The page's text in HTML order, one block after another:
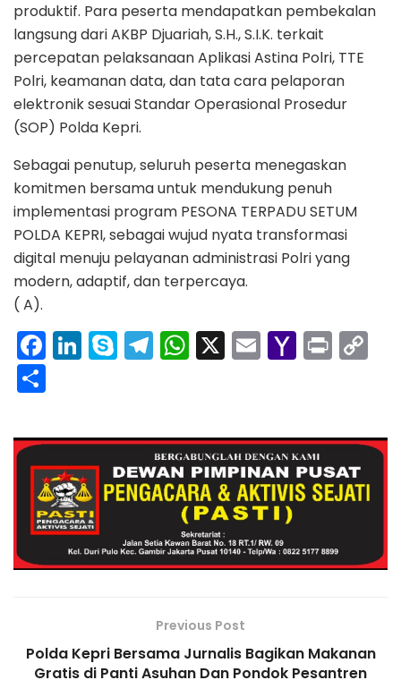
produktif. Para peserta mendapatkan pembekalan
langsung dari AKBP Djuariah, S.H., S.I.K. terkait
percepatan pelaksanaan Aplikasi Astina Polri, TTE
Polri, keamanan data, dan tata cara pelaporan
elektronik sesuai Standar Operasional Prosedur
(SOP) Polda Kepri.
Sebagai penutup, seluruh peserta menegaskan
komitmen bersama untuk mendukung penuh
implementasi program PESONA TERPADU SETUM
POLDA KEPRI, sebagai wujud nyata transformasi
digital menuju pelayanan administrasi Polri yang
modern, adaptif, dan terpercaya.
( A).
F
e
b
o
o
k
Li
e
dI
n
S
p
e
T
gr
a
m
W
ts
A
p
p
X E
l
Y
o
o
M
l
Pr
y
Li
n
ar
e
Previous Post
Polda Kepri Bersama Jurnalis Bagikan Makanan
Gratis di Panti Asuhan Dan Pondok Pesantren